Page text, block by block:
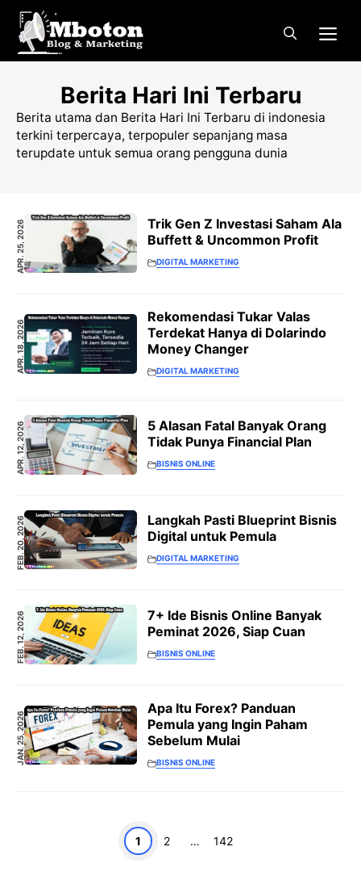
Langsung
Berita Hari Ini Terbaru
Berita utama dan Berita Hari Ini Terbaru di indonesia
terkini terpercaya, terpopuler sepanjang masa
terupdate untuk semua orang pengguna dunia
APR. 25, 2026
Trik Gen Z Investasi Saham Ala
Buffett & Uncommon Profit
DIGITAL MARKETING
APR. 18, 2026
Rekomendasi Tukar Valas
Terdekat Hanya di Dolarindo
Money Changer
DIGITAL MARKETING
APR. 12, 2026
5 Alasan Fatal Banyak Orang
Tidak Punya Financial Plan
BISNIS ONLINE
FEB. 20, 2026
Langkah Pasti Blueprint Bisnis
Digital untuk Pemula
DIGITAL MARKETING
FEB. 12, 2026
7+ Ide Bisnis Online Banyak
Peminat 2026, Siap Cuan
BISNIS ONLINE
JAN. 25, 2026
Apa Itu Forex? Panduan
Pemula yang Ingin Paham
Sebelum Mulai
BISNIS ONLINE
Halaman
1 Halaman
2 … Halaman
142